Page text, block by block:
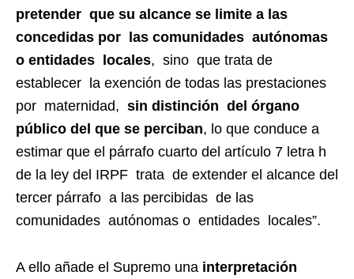
pretender que su alcance se limite a las
concedidas por las comunidades autónomas
o entidades locales, sino que trata de
establecer la exención de todas las prestaciones
por maternidad, sin distinción del órgano
público del que se perciban, lo que conduce a
estimar que el párrafo cuarto del artículo 7 letra h
de la ley del IRPF trata de extender el alcance del
tercer párrafo a las percibidas de las
comunidades autónomas o entidades locales”.
A ello añade el Supremo una interpretación